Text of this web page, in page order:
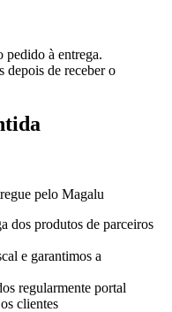
pedido à entrega.
depois de receber o
pelo Magalu
dos produtos de parceiros
e garantimos a
regularmente portal
clientes